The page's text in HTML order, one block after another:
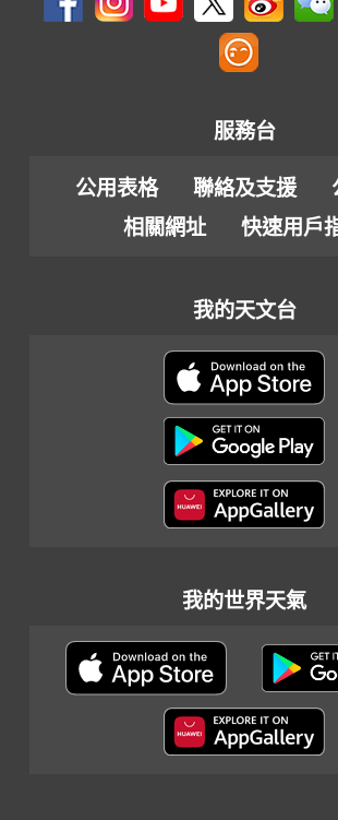
服務台
公用表格 聯絡及支援
相關網址
快速用戶
我的天文台
我的世界天氣